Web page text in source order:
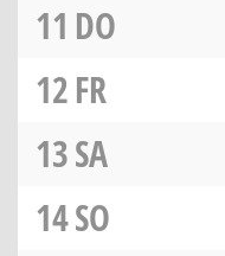
11 DO
12FR
13SA
14SO